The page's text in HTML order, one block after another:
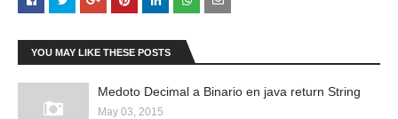
YOU MAY LIKE THESE POSTS
Medoto Decimal a Binario en java return String
May 03, 2015